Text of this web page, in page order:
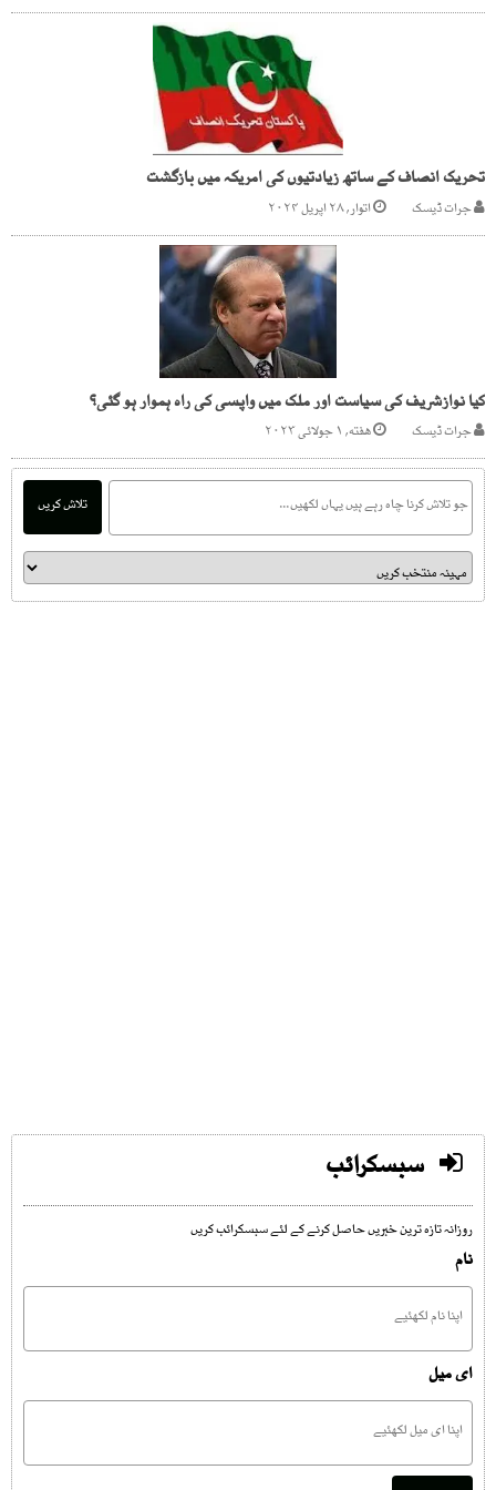
تحریک انصاف کے ساتھ زیادتیوں کی امریکہ میں بازگشت
جرات ڈیسک اتوار, ۲۸ اپریل ۲۰۲۴
کیا نوازشریف کی سیاست اور ملک میں واپسی کی راہ ہموار ہو گئی؟
جرات ڈیسک هفته, ۱ جولائی ۲۰۲۳
تلاش کریں
سبسکرائب
روزانہ تازہ ترین خبریں حاصل کرنے کے لئے سبسکرائب کریں
نام
ای میل